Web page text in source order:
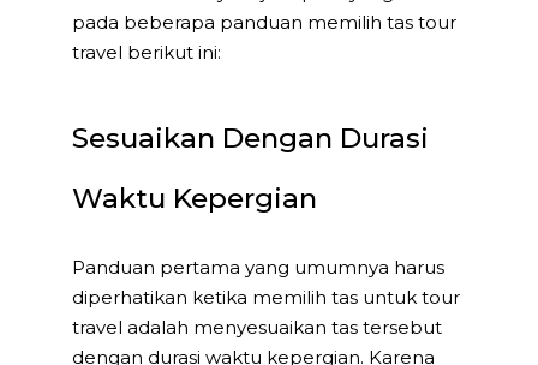
pada beberapa panduan memilih tas tour
travel berikut ini:
Sesuaikan Dengan Durasi
Waktu Kepergian
Panduan pertama yang umumnya harus
diperhatikan ketika memilih tas untuk tour
travel adalah menyesuaikan tas tersebut
dengan durasi waktu kepergian. Karena